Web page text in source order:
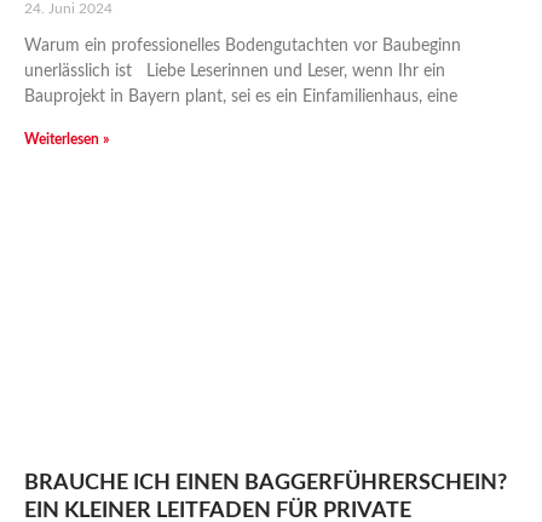
24. Juni 2024
Warum ein professionelles Bodengutachten vor Baubeginn
unerlässlich ist Liebe Leserinnen und Leser, wenn Ihr ein
Bauprojekt in Bayern plant, sei es ein Einfamilienhaus, eine
Weiterlesen »
BRAUCHE ICH EINEN BAGGERFÜHRERSCHEIN?
EIN KLEINER LEITFADEN FÜR PRIVATE